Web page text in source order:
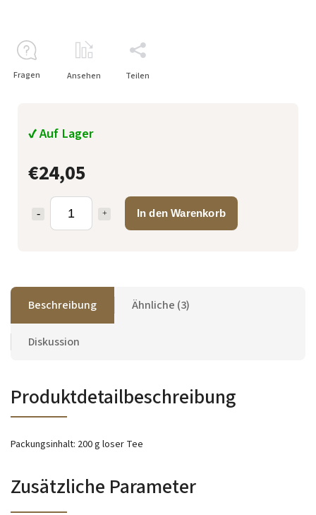
€24,05
In den Warenkorb
✔ Auf Lager
Fragen Ansehen Teilen
Beschreibung Ähnliche (3)
Diskussion
Produktdetailbeschreibung
Packungsinhalt: 200 g loser Tee
Zusätzliche Parameter